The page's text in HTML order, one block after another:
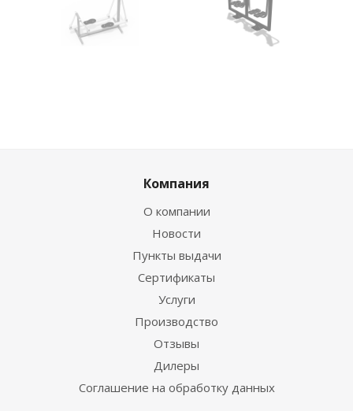
Компания
О компании
Новости
Пункты выдачи
Сертификаты
Услуги
Производство
Отзывы
Дилеры
Соглашение на обработку данных